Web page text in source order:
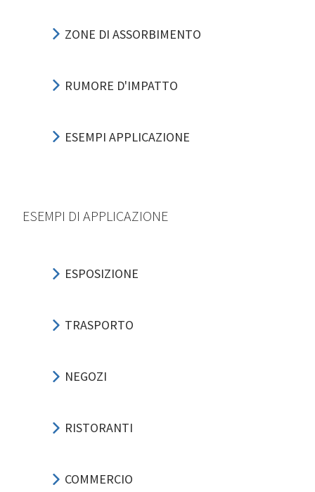
ZONE DI ASSORBIMENTO
RUMORE D'IMPATTO
ESEMPI APPLICAZIONE
ESEMPI DI APPLICAZIONE
ESPOSIZIONE
TRASPORTO
NEGOZI
RISTORANTI
COMMERCIO